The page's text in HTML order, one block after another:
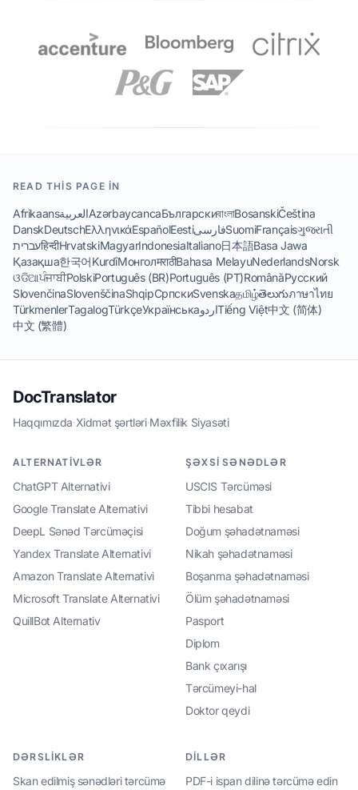
READ THIS PAGE IN
AfrikaansالعربيةAzərbaycancaБългарскиবাংলাBosanskiČeština
DanskDeutschΕλληνικάEspañolEestiفارسیSuomiFrançaisગુજરાતી
עבריתहिन्दीHrvatskiMagyarIndonesiaItaliano日本語Basa Jawa
Қазақша한국어KurdîМонголमराठीBahasa MelayuNederlandsNorsk
ଓଡିଆਪੰਜਾਬੀPolskiPortuguês (BR)Português (PT)RomânăРусский
SlovenčinaSlovenščinaShqipСрпскиSvenskaதமிழ்తెలుగుภาษาไทย
TürkmenlerTagalogTürkçeУкраїнськаاردوTiếng Việt中文 (简体)
中文 (繁體)
DocTranslator
Haqqımızda·Xidmət şərtləri·Məxfilik Siyasəti
ALTERNATIVLƏR
ChatGPT Alternativi
Google Translate Alternativi
DeepL Sənəd Tərcüməçisi
Yandex Translate Alternativi
Amazon Translate Alternativi
Microsoft Translate Alternativi
QuillBot Alternativ
ŞƏXSI SƏNƏDLƏR
USCIS Tərcüməsi
Tibbi hesabat
Doğum şəhadətnaməsi
Nikah şəhadətnaməsi
Boşanma şəhadətnaməsi
Ölüm şəhadətnaməsi
Pasport
Diplom
Bank çıxarışı
Tərcümeyi-hal
Doktor qeydi
DƏRSLIKLƏR
Skan edilmiş sənədləri tərcümə
DILLƏR
PDF-i ispan dilinə tərcümə edin